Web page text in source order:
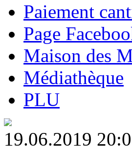
Paiement
Page
Maison des
Médiathèque
PLU
19.06.2019